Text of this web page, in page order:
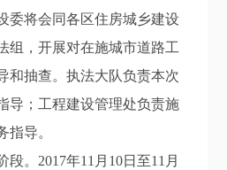
委将会同各区住房城乡建设
组，开展对在施城市道路工
和抽查。执法大队负责本次
导；工程建设管理处负责施
指导。
。2017年11月10日至11月